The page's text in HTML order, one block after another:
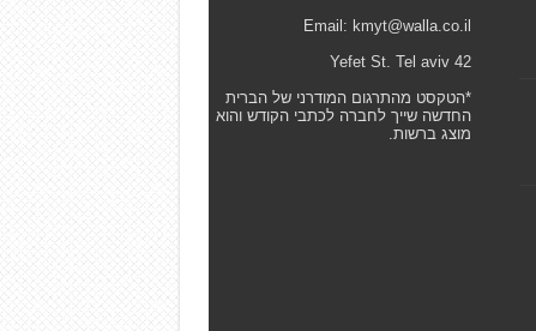
Email: kmyt@walla.co.il
42 Yefet St. Tel aviv
*הטקסט מהתרגום המודרני של הברית
החדשה שייך לחברה לכתבי הקודש והוא
מוצג ברשות.